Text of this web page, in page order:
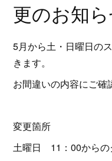
更のお知
5月から土・日曜日の
きます。
お間違いの内容にご確
変更箇所
土曜日 11：00からの